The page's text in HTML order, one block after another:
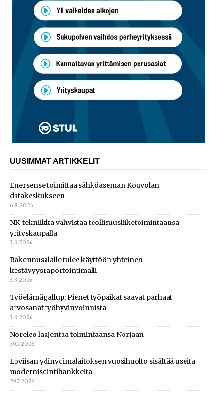
UUSIMMAT ARTIKKELIT
Enersense toimittaa sähköaseman Kouvolan
datakeskukseen
6.8.2026
NK-tekniikka vahvistaa teollisuusliiketoimintaansa
yrityskaupalla
3.8.2026
Rakennusalalle tulee käyttöön yhteinen
kestävyysraportointimalli
3.8.2026
Työelämägallup: Pienet työpaikat saavat parhaat
arvosanat työhyvinvoinnista
3.8.2026
Norelco laajentaa toimintaansa Norjaan
30.7.2026
Loviisan ydinvoimalaitoksen vuosihuolto sisältää useita
modernisointihankkeita
29.7.2026